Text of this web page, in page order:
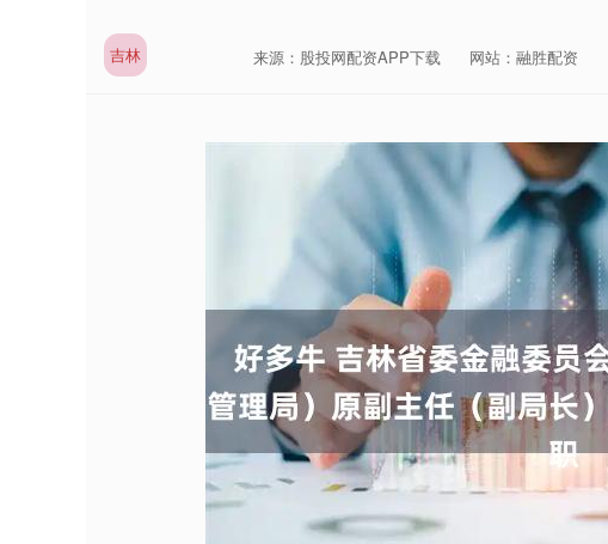
吉林 来源：股投网配资APP下载 网站：融胜配资
4651.31 -6.85